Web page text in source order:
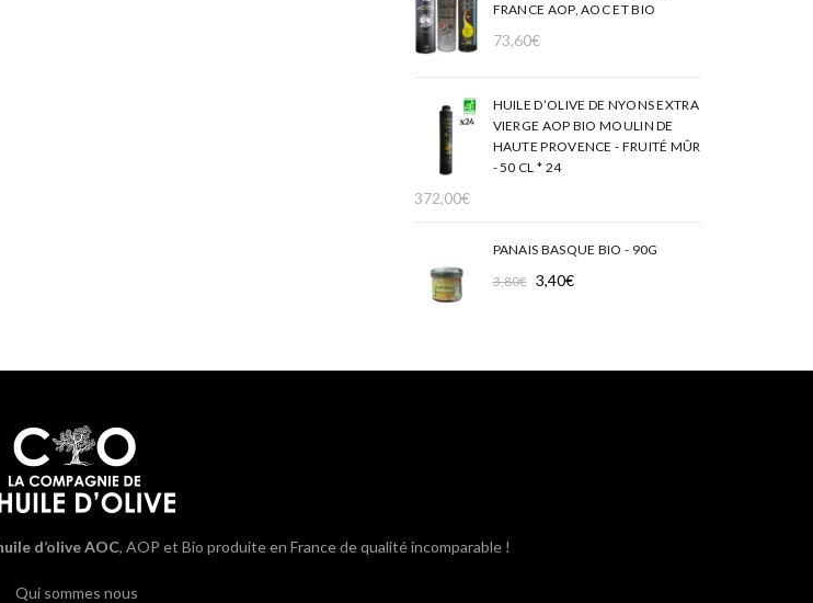
FRANCE AOP, AOC ET BIO
73,60€
HUILE D’OLIVE DE NYONS EXTRA
VIERGE AOP BIO MOULIN DE
HAUTE PROVENCE - FRUITÉ MÛR
- 50 CL * 24
372,00€
PANAIS BASQUE BIO - 90G
3,80€ Le
3,80€.
3,40€
3,40€.
d’olive AOC, AOP et Bio produite en France de qualité incomparable !
Qui sommes nous